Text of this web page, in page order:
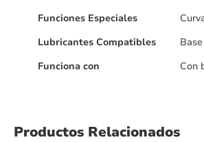
Funciones Especiales
Lubricantes Compatibles
Funciona con
Con
Productos Relacionados